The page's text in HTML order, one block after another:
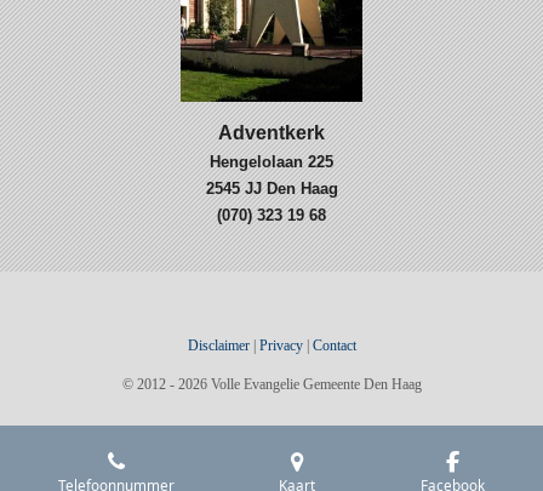
Adventkerk
Hengelolaan 225
2545 JJ Den Haag
(070) 323 19 68
Disclaimer | Privacy | Contact
© 2012 - 2026 Volle Evangelie Gemeente Den Haag
Telefoonnummer Kaart Facebook